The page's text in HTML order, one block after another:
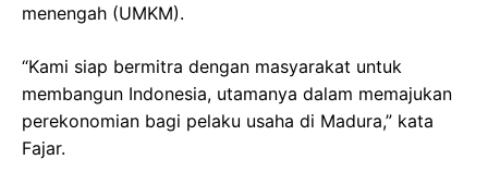
menengah (UMKM).
“Kami siap bermitra dengan masyarakat untuk
membangun Indonesia, utamanya dalam memajukan
perekonomian bagi pelaku usaha di Madura,” kata
Fajar.